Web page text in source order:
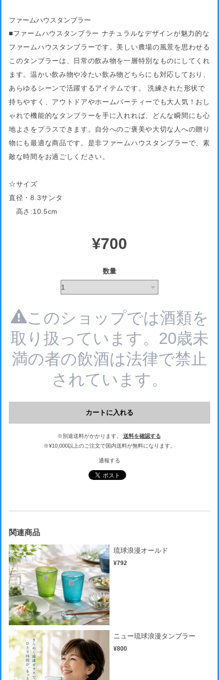
ファームハウスタンブラー
■ファームハウスタンブラー ナチュラルなデザインが魅力的な
ファームハウスタンブラーです。美しい農場の風景を思わせる
このタンブラーは、日常の飲み物を一層特別なものにしてくれ
ます。温かい飲み物や冷たい飲み物どちらにも対応しており、
あらゆるシーンで活躍するアイテムです。 洗練された形状で
持ちやすく、アウトドアやホームパーティーでも大人気！おし
ゃれで機能的なタンブラーを手に入れれば、どんな瞬間にも心
地よさをプラスできます。自分へのご褒美や大切な人への贈り
物にも最適な商品です。是非ファームハウスタンブラーで、素
敵な時間をお過ごしください。
☆サイズ
直径・8.3サンタ
高さ:10.5cm
¥700
数量
このショップでは酒類を
取り扱っています。20歳未
満の者の飲酒は法律で禁止
されています。
カートに入れる
※別途送料がかかります。
送料を確認する
※¥10,000以上のご注文で国内送料が無料になります。
通報する
関連商品
琉球浪漫オールド
¥792
ニュー琉球浪漫タンブラー
¥800